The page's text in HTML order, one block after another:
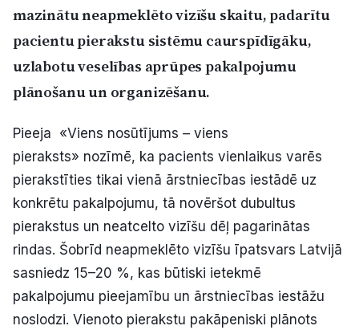
Par mums
Kontakti
Ziņo redakcijai
Instagram
E-avīze
mazinātu neapmeklēto vizīšu skaitu, padarītu
pacientu pierakstu sistēmu caurspīdīgāku,
uzlabotu veselības aprūpes pakalpojumu
plānošanu un organizēšanu.
Pieeja «Viens nosūtījums – viens
pieraksts» nozīmē, ka pacients vienlaikus varēs
pierakstīties tikai vienā ārstniecības iestādē uz
konkrētu pakalpojumu, tā novēršot dubultus
pierakstus un neatcelto vizīšu dēļ pagarinātas
rindas. Šobrīd neapmeklēto vizīšu īpatsvars Latvijā
sasniedz 15–20 %, kas būtiski ietekmē
pakalpojumu pieejamību un ārstniecības iestāžu
noslodzi. Vienoto pierakstu pakāpeniski plānots